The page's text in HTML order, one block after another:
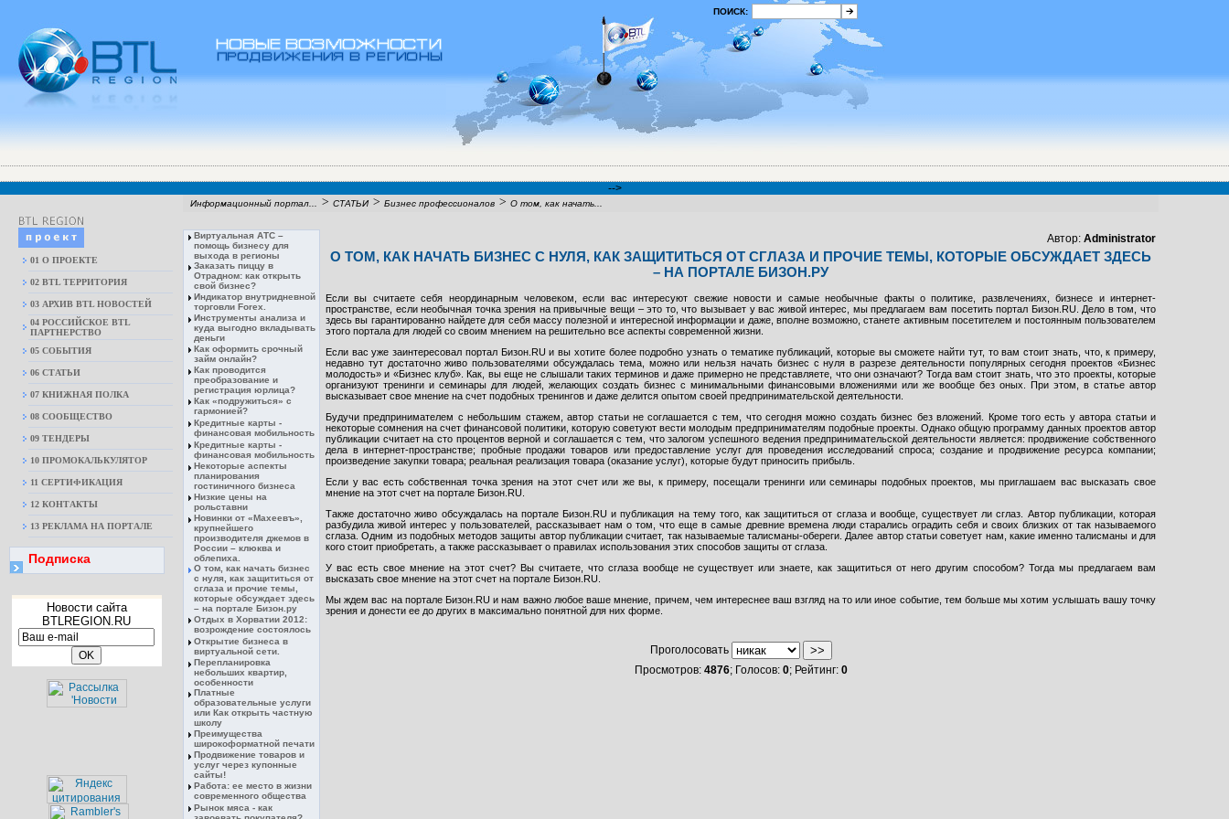
ПОИСК:
-->
Информационный портал... > СТАТЬИ > Бизнес профессионалов > О том, как начать...
01 О ПРОЕКТЕ
02 BTL ТЕРРИТОРИЯ
03 АРХИВ BTL НОВОСТЕЙ
04 РОССИЙСКОЕ BTL
ПАРТНЕРСТВО
05 СОБЫТИЯ
06 СТАТЬИ
07 КНИЖНАЯ ПОЛКА
08 CООБЩЕСТВО
09 ТЕНДЕРЫ
10 ПРОМОКАЛЬКУЛЯТОР
11 СЕРТИФИКАЦИЯ
12 КОНТАКТЫ
13 РЕКЛАМА НА ПОРТАЛЕ
Подписка
Новости сайта
BTLREGION.RU
Виртуальная АТС –
помощь бизнесу для
выхода в регионы
Заказать пиццу в
Отрадном: как открыть
свой бизнес?
Индикатор внутридневной
торговли Forex.
Инструменты анализа и
куда выгодно вкладывать
деньги
Как оформить срочный
займ онлайн?
Как проводится
преобразование и
регистрация юрлица?
Как «подружиться» с
гармонией?
Кредитные карты -
финансовая мобильность
Кредитные карты -
финансовая мобильность
Некоторые аспекты
планирования
гостиничного бизнеса
Низкие цены на
рольставни
Новинки от «Махеевъ»,
крупнейшего
производителя джемов в
России – клюква и
облепиха.
О том, как начать бизнес
с нуля, как защититься от
сглаза и прочие темы,
которые обсуждает здесь
– на портале Бизон.ру
Отдых в Хорватии 2012:
возрождение состоялось
Открытие бизнеса в
виртуальной сети.
Перепланировка
небольших квартир,
особенности
Платные
образовательные услуги
или Как открыть частную
школу
Преимущества
широкоформатной печати
Продвижение товаров и
услуг через купонные
сайты!
Работа: ее место в жизни
современного общества
Рынок мяса - как
Автор: Administrator
О ТОМ, КАК НАЧАТЬ БИЗНЕС С НУЛЯ, КАК ЗАЩИТИТЬСЯ ОТ СГЛАЗА И ПРОЧИЕ ТЕМЫ, КОТОРЫЕ ОБСУЖДАЕТ ЗДЕСЬ
– НА ПОРТАЛЕ БИЗОН.РУ
Если вы считаете себя неординарным человеком, если вас интересуют свежие новости и самые необычные факты о политике, развлечениях, бизнесе и интернет-
пространстве, если необычная точка зрения на привычные вещи – это то, что вызывает у вас живой интерес, мы предлагаем вам посетить портал Бизон.RU. Дело в том, что
здесь вы гарантированно найдете для себя массу полезной и интересной информации и даже, вполне возможно, станете активным посетителем и постоянным пользователем
этого портала для людей со своим мнением на решительно все аспекты современной жизни.
Если вас уже заинтересовал портал Бизон.RU и вы хотите более подробно узнать о тематике публикаций, которые вы сможете найти тут, то вам стоит знать, что, к примеру,
недавно тут достаточно живо пользователями обсуждалась тема, можно или нельзя начать бизнес с нуля в разрезе деятельности популярных сегодня проектов «Бизнес
молодость» и «Бизнес клуб». Как, вы еще не слышали таких терминов и даже примерно не представляете, что они означают? Тогда вам стоит знать, что это проекты, которые
организуют тренинги и семинары для людей, желающих создать бизнес с минимальными финансовыми вложениями или же вообще без оных. При этом, в статье автор
высказывает свое мнение на счет подобных тренингов и даже делится опытом своей предпринимательской деятельности.
Будучи предпринимателем с небольшим стажем, автор статьи не соглашается с тем, что сегодня можно создать бизнес без вложений. Кроме того есть у автора статьи и
некоторые сомнения на счет финансовой политики, которую советуют вести молодым предпринимателям подобные проекты. Однако общую программу данных проектов автор
публикации считает на сто процентов верной и соглашается с тем, что залогом успешного ведения предпринимательской деятельности является: продвижение собственного
дела в интернет-пространстве; пробные продажи товаров или предоставление услуг для проведения исследований спроса; создание и продвижение ресурса компании;
произведение закупки товара; реальная реализация товара (оказание услуг), которые будут приносить прибыль.
Если у вас есть собственная точка зрения на этот счет или же вы, к примеру, посещали тренинги или семинары подобных проектов, мы приглашаем вас высказать свое
мнение на этот счет на портале Бизон.RU.
Также достаточно живо обсуждалась на портале Бизон.RU и публикация на тему того, как защититься от сглаза и вообще, существует ли сглаз. Автор публикации, которая
разбудила живой интерес у пользователей, рассказывает нам о том, что еще в самые древние времена люди старались оградить себя и своих близких от так называемого
сглаза. Одним из подобных методов защиты автор публикации считает, так называемые талисманы-обереги. Далее автор статьи советует нам, какие именно талисманы и для
кого стоит приобретать, а также рассказывает о правилах использования этих способов защиты от сглаза.
У вас есть свое мнение на этот счет? Вы считаете, что сглаза вообще не существует или знаете, как защититься от него другим способом? Тогда мы предлагаем вам
высказать свое мнение на этот счет на портале Бизон.RU.
Мы ждем вас на портале Бизон.RU и нам важно любое ваше мнение, причем, чем интереснее ваш взгляд на то или иное событие, тем больше мы хотим услышать вашу точку
зрения и донести ее до других в максимально понятной для них форме.
Проголосовать
Просмотров: 4876; Голосов: 0; Рейтинг: 0